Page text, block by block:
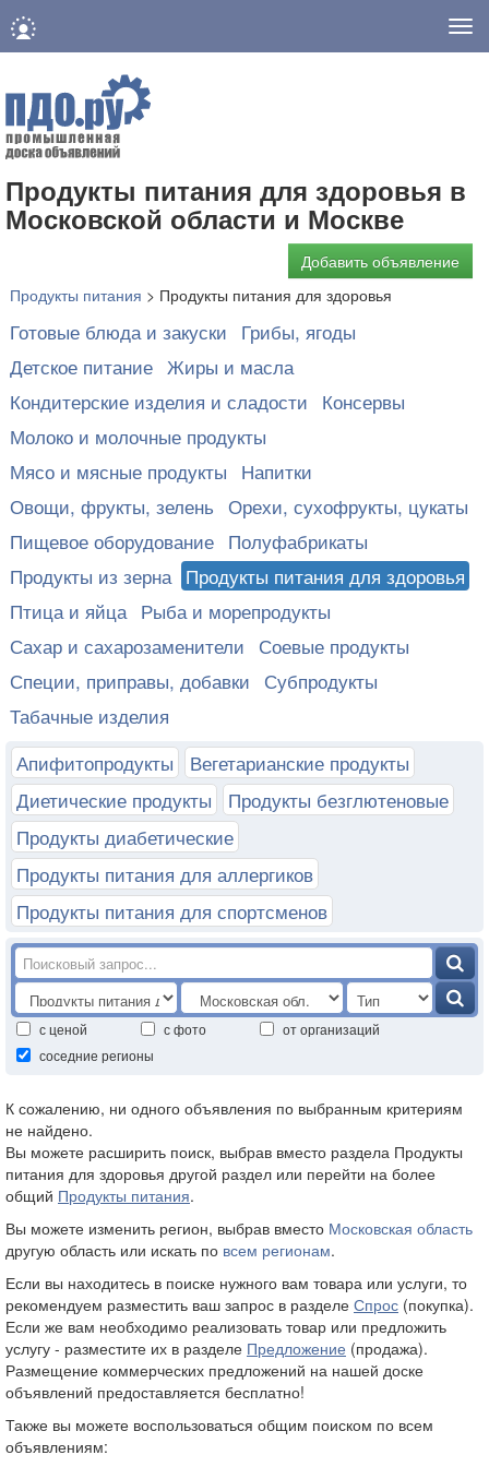
Продукты питания для здоровья в
Московской области и Москве
Добавить объявление
Продукты питания > Продукты питания для здоровья
Готовые блюда и закуски Грибы, ягоды
Детское питание Жиры и масла
Кондитерские изделия и сладости Консервы
Молоко и молочные продукты
Мясо и мясные продукты Напитки
Овощи, фрукты, зелень Орехи, сухофрукты, цукаты
Пищевое оборудование Полуфабрикаты
Продукты из зерна Продукты питания для здоровья
Птица и яйца Рыба и морепродукты
Сахар и сахарозаменители Соевые продукты
Специи, приправы, добавки Субпродукты
Табачные изделия
Апифитопродукты
Вегетарианские продукты
Диетические продукты
Продукты безглютеновые
Продукты диабетические
Продукты питания для аллергиков
Продукты питания для спортсменов
с ценой с фото
от организаций
соседние регионы
К сожалению, ни одного объявления по выбранным критериям
не найдено.
Вы можете расширить поиск, выбрав вместо раздела Продукты
питания для здоровья другой раздел или перейти на более
общий Продукты питания.
Вы можете изменить регион, выбрав вместо Московская область
другую область или искать по всем регионам.
Если вы находитесь в поиске нужного вам товара или услуги, то
рекомендуем разместить ваш запрос в разделе Спрос (покупка).
Если же вам необходимо реализовать товар или предложить
услугу - разместите их в разделе Предложение (продажа).
Размещение коммерческих предложений на нашей доске
объявлений предоставляется бесплатно!
Также вы можете воспользоваться общим поиском по всем
объявлениям: